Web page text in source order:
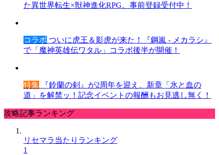
た異世界転生×獣神進化RPG。事前登録受付中！
コラボ ついに虎王＆影虎が来た！『鋼嵐 - メカラシ』
で「魔神英雄伝ワタル」コラボ後半が開催！
特集 『鈴蘭の剣』が2周年を迎え、新章「氷と血の
道」を解禁ッ！記念イベントの報酬もお見逃し無く！
攻略記事ランキング
リセマラ当たりランキング
1